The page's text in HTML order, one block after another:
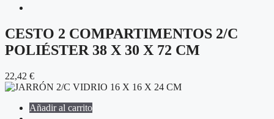
CESTO 2 COMPARTIMENTOS 2/C
POLIÉSTER 38 X 30 X 72 CM
22,42 €
Añadir al carrito